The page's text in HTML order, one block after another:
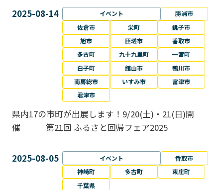
2025-08-14 イベント
勝浦市
佐倉市
栄町
銚子市
旭市
匝瑳市
香取市
多古町
九十九里町
一宮町
白子町
館山市
鴨川市
南房総市
いすみ市
富津市
君津市
県内17の市町が出展します！9/20(土)・21(日)開
催 第21回 ふるさと回帰フェア2025
2025-08-05 イベント
香取市
神崎町
多古町
東庄町
千葉県